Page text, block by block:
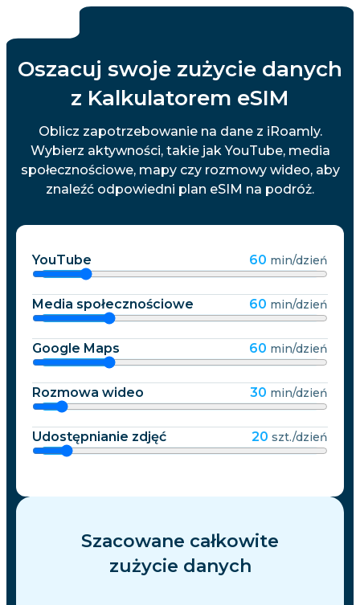
Oszacuj swoje zużycie danych
z Kalkulatorem eSIM
Oblicz zapotrzebowanie na dane z iRoamly.
Wybierz aktywności, takie jak YouTube, media
społecznościowe, mapy czy rozmowy wideo, aby
znaleźć odpowiedni plan eSIM na podróż.
YouTube 60 min/dzień
Media społecznościowe 60 min/dzień
Google Maps 60 min/dzień
Rozmowa wideo 30 min/dzień
Udostępnianie zdjęć 20 szt./dzień
Szacowane całkowite
zużycie danych